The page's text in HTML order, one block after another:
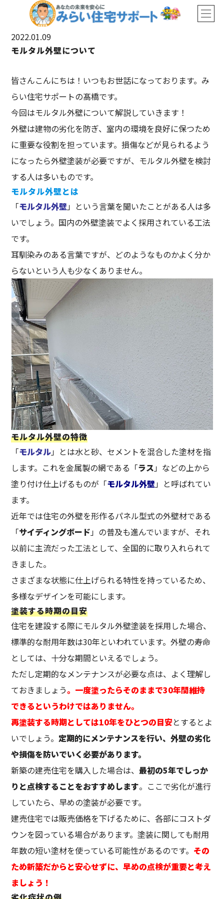
2022.01.09
モルタル外壁について
皆さんこんにちは！いつもお世話になっております。み
らい住宅サポートの髙橋です。
今回はモルタル外壁について解説していきます！
外壁は建物の劣化を防ぎ、室内の環境を良好に保つため
に重要な役割を担っています。損傷などが見られるよう
になったら外壁塗装が必要ですが、モルタル外壁を検討
する人は多いものです。
モルタル外壁とは
「モルタル外壁」という言葉を聞いたことがある人は多
いでしょう。国内の外壁塗装でよく採用されている工法
です。
耳馴染みのある言葉ですが、どのようなものかよく分か
らないという人も少なくありません。
モルタル外壁の特徴
「モルタル」とは水と砂、セメントを混合した塗材を指
します。これを金属製の網である「ラス」などの上から
塗り付け仕上げるものが「モルタル外壁」と呼ばれてい
ます。
近年では住宅の外壁を形作るパネル型式の外壁材である
「サイディングボード」の普及も進んでいますが、それ
以前に主流だった工法として、全国的に取り入れられて
きました。
さまざまな状態に仕上げられる特性を持っているため、
多様なデザインを可能にします。
塗装する時期の目安
住宅を建設する際にモルタル外壁塗装を採用した場合、
標準的な耐用年数は30年といわれています。外壁の寿命
としては、十分な期間といえるでしょう。
ただし定期的なメンテナンスが必要な点は、よく理解し
ておきましょう。一度塗ったらそのままで30年間維持
できるというわけではありません。
再塗装する時期としては10年をひとつの目安とするとよ
いでしょう。定期的にメンテナンスを行い、外壁の劣化
や損傷を防いでいく必要があります。
新築の建売住宅を購入した場合は、最初の5年でしっか
りと点検することをおすすめします。ここで劣化が進行
していたら、早めの塗装が必要です。
建売住宅では販売価格を下げるために、各部にコストダ
ウンを図っている場合があります。塗装に関しても耐用
年数の短い塗材を使っている可能性があるのです。 その
ため新築だからと安心せずに、早めの点検が重要と考え
ましょう！